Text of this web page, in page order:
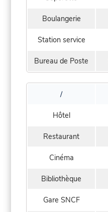
Boulangerie
Station service
Bureau de Poste
/
Hôtel
Restaurant
Cinéma
Bibliothèque
Gare SNCF